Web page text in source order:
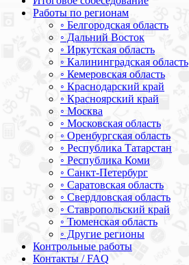
Работы по регионам
◦ Белгородская область
◦ Дальний Восток
◦ Иркутская область
◦ Калининградская область
◦ Кемеровская область
◦ Краснодарский край
◦ Красноярский край
◦ Москва
◦ Московская область
◦ Оренбургская область
◦ Республика Татарстан
◦ Республика Коми
◦ Санкт-Петербург
◦ Саратовская область
◦ Свердловская область
◦ Ставропольский край
◦ Тюменская область
◦ Другие регионы
Контрольные работы
Контакты / FAQ